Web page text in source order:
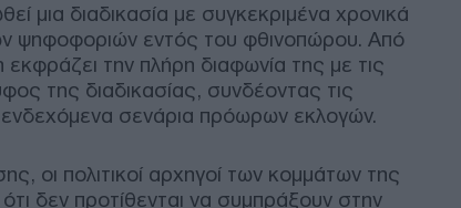
μια διαδικασία με συγκεκριμένα χρονικά
ψηφοφοριών εντός του φθινοπώρου. Από
εκφράζει την πλήρη διαφωνία της με τις
της διαδικασίας, συνδέοντας τις
σενάρια πρόωρων εκλογών.
οι πολιτικοί αρχηγοί των κομμάτων της
δεν προτίθενται να συμπράξουν στην